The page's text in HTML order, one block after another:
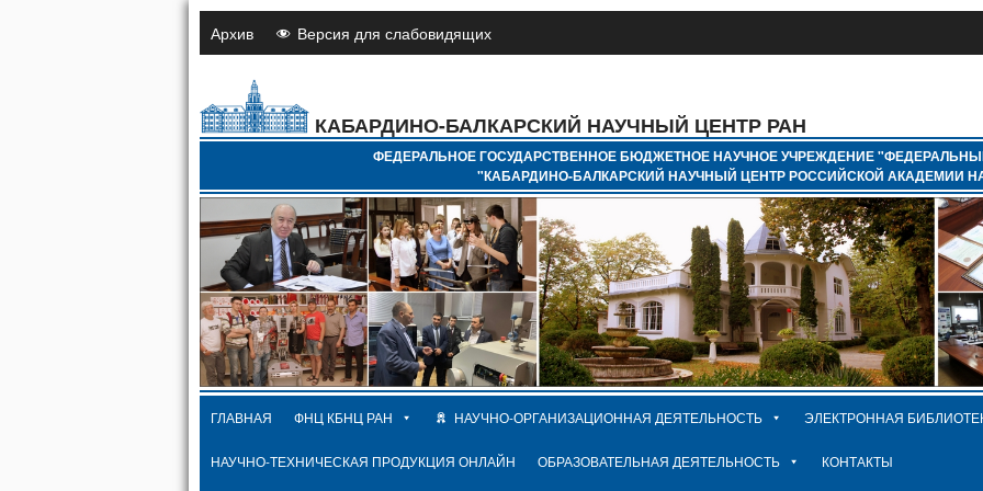
Архив Версия для слабовидящих
КАБАРДИНО-БАЛКАРСКИЙ НАУЧНЫЙ ЦЕНТР РАН
ФЕДЕРАЛЬНОЕ ГОСУДАРСТВЕННОЕ БЮДЖЕТНОЕ НАУЧНОЕ УЧРЕЖДЕНИЕ
"КАБАРДИНО-БАЛКАРСКИЙ НАУЧНЫЙ ЦЕНТР РОССИЙСКОЙ АКАДЕМИИ
ГЛАВНАЯ ФНЦ КБНЦ РАН НАУЧНО-ОРГАНИЗАЦИОННАЯ ДЕЯТЕЛЬНОСТЬ ЭЛЕКТРОННАЯ
НАУЧНО-ТЕХНИЧЕСКАЯ ПРОДУКЦИЯ ОНЛАЙН ОБРАЗОВАТЕЛЬНАЯ ДЕЯТЕЛЬНОСТЬ КОНТАКТЫ